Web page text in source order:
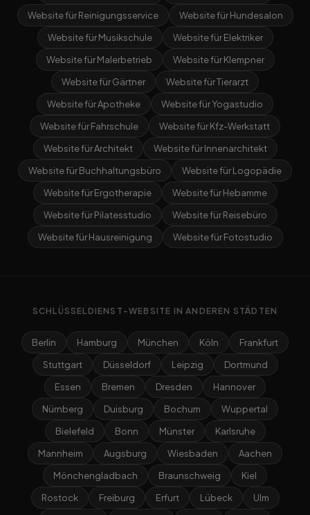
Website für Reinigungsservice
Website für Hundesalon
Website für Musikschule
Website für Elektriker
Website für Malerbetrieb
Website für Klempner
Website für Gärtner
Website für Tierarzt
Website für Apotheke
Website für Yogastudio
Website für Fahrschule
Website für Kfz-Werkstatt
Website für Architekt
Website für Innenarchitekt
Website für Buchhaltungsbüro
Website für Logopädie
Website für Ergotherapie
Website für Hebamme
Website für Pilatesstudio
Website für Reisebüro
Website für Hausreinigung
Website für Fotostudio
SCHLÜSSELDIENST-WEBSITE IN ANDEREN STÄDTEN
Berlin Hamburg München Köln
Frankfurt
Stuttgart
Düsseldorf Leipzig
Dortmund
Essen
Bremen Dresden
Hannover
Nürnberg
Duisburg Bochum
Wuppertal
Bielefeld
Bonn Münster
Karlsruhe
Mannheim
Augsburg Wiesbaden
Aachen
Mönchengladbach
Braunschweig
Kiel
Rostock
Freiburg Erfurt Lübeck
Ulm